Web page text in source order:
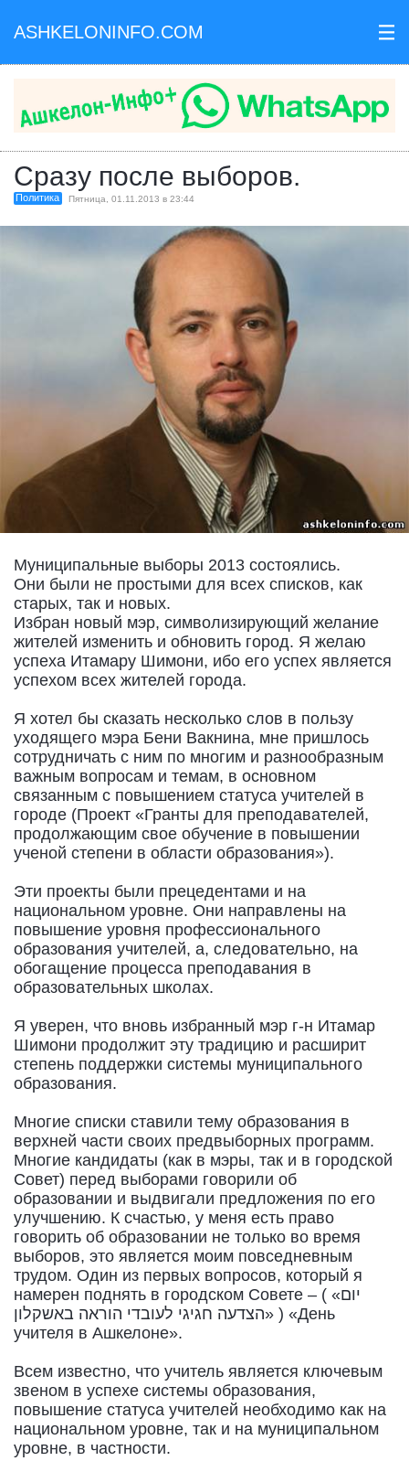
ASHKELONINFO.COM III
Сразу после выборов.
Политика Пятница, 01.11.2013 в 23:44
Муниципальные выборы 2013 состоялись.
Они были не простыми для всех списков, как
старых, так и новых.
Избран новый мэр, символизирующий желание
жителей изменить и обновить город. Я желаю
успеха Итамару Шимони, ибо его успех является
успехом всех жителей города.
Я хотел бы сказать несколько слов в пользу
уходящего мэра Бени Вакнина, мне пришлось
сотрудничать с ним по многим и разнообразным
важным вопросам и темам, в основном
связанным с повышением статуса учителей в
городе (Проект «Гранты для преподавателей,
продолжающим свое обучение в повышении
ученой степени в области образования»).
Эти проекты были прецедентами и на
национальном уровне. Они направлены на
повышение уровня профессионального
образования учителей, а, следовательно, на
обогащение процесса преподавания в
образовательных школах.
Я уверен, что вновь избранный мэр г-н Итамар
Шимони продолжит эту традицию и расширит
степень поддержки системы муниципального
образования.
Многие списки ставили тему образования в
верхней части своих предвыборных программ.
Многие кандидаты (как в мэры, так и в городской
Совет) перед выборами говорили об
образовании и выдвигали предложения по его
улучшению. К счастью, у меня есть право
говорить об образовании не только во время
выборов, это является моим повседневным
трудом. Один из первых вопросов, который я
намерен поднять в городском Совете – ( «יום
הצדעה חגיגי לעובדי הוראה באשקלון» ) «День
учителя в Ашкелоне».
Всем известно, что учитель является ключевым
звеном в успехе системы образования,
повышение статуса учителей необходимо как на
национальном уровне, так и на муниципальном
уровне, в частности.